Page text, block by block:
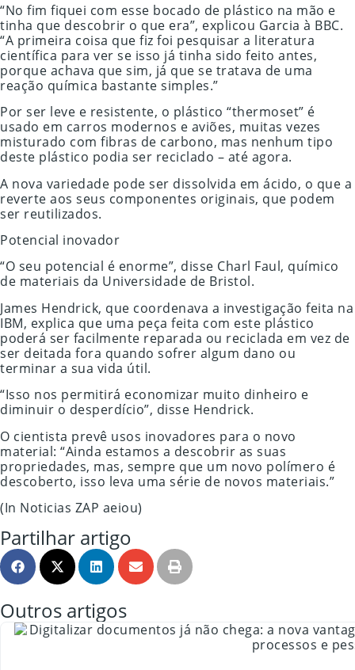
“No fim fiquei com esse bocado de plástico na mão e
tinha que descobrir o que era”, explicou Garcia à BBC.
“A primeira coisa que fiz foi pesquisar a literatura
científica para ver se isso já tinha sido feito antes,
porque achava que sim, já que se tratava de uma
reação química bastante simples.”
Por ser leve e resistente, o plástico “thermoset” é
usado em carros modernos e aviões, muitas vezes
misturado com fibras de carbono, mas nenhum tipo
deste plástico podia ser reciclado – até agora.
A nova variedade pode ser dissolvida em ácido, o que a
reverte aos seus componentes originais, que podem
ser reutilizados.
Potencial inovador
“O seu potencial é enorme”, disse Charl Faul, químico
de materiais da Universidade de Bristol.
James Hendrick, que coordenava a investigação feita na
IBM, explica que uma peça feita com este plástico
poderá ser facilmente reparada ou reciclada em vez de
ser deitada fora quando sofrer algum dano ou
terminar a sua vida útil.
“Isso nos permitirá economizar muito dinheiro e
diminuir o desperdício”, disse Hendrick.
O cientista prevê usos inovadores para o novo
material: “Ainda estamos a descobrir as suas
propriedades, mas, sempre que um novo polímero é
descoberto, isso leva uma série de novos materiais.”
(In Noticias ZAP aeiou)
Partilhar artigo
Outros artigos